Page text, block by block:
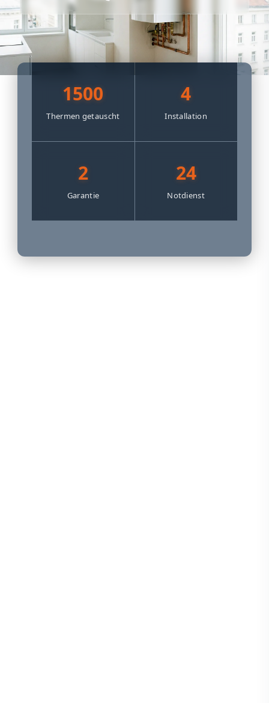
1500
Thermen getauscht
4
Installation
2
Garantie
24
Notdienst